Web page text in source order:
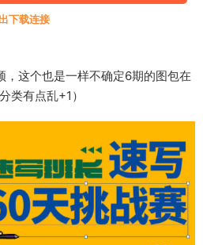
下载连接
，这个也是一样不确定6期的图包在
类有点乱+1）